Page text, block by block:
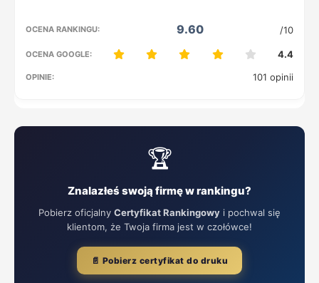
9.60 /10
4.4
101 opinii
🏆
Znalazłeś swoją firmę w rankingu?
Pobierz oficjalny Certyfikat Rankingowy i pochwal się
klientom, że Twoja firma jest w czołówce!
📄 Pobierz certyfikat do druku